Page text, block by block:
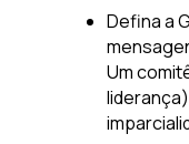
Defina a
Um